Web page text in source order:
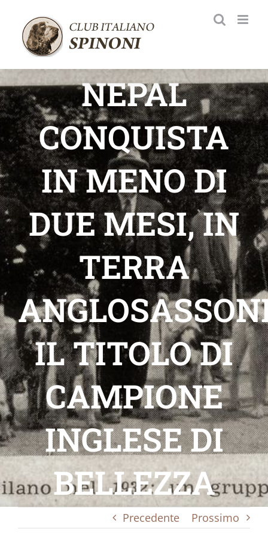
contenuto
NEPAL
CONQUISTA
IN MENO DI
DUE MESI, IN
TERRA
IL TITOLO DI
CAMPIONE
INGLESE DI
BELLEZZA
Precedente Prossimo